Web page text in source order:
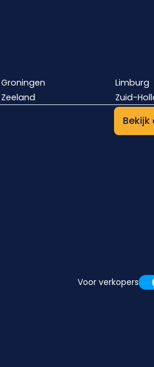
Groningen
Limburg
Zeeland Zuid-
Voor verkopers